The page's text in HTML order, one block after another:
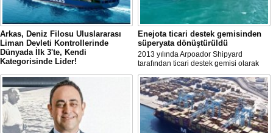
Arkas, Deniz Filosu Uluslararası
Liman Devleti Kontrollerinde
Dünyada İlk 3'te, Kendi
Kategorisinde Lider!
Arkas, uluslararası denizcilik veri ve
analiz platformu RISK4SEA tarafından
yayımlanan son değerlendirmede
önemli bir başarıya imza attı.
Enejota ticari destek gemisinden
süperyata dönüştürüldü
2013 yılında Arpoador Shipyard
tarafından ticari destek gemisi olarak
inşa edilen Enejota explorer süperyata
dönüştürülerek sahibine teslim edildi.